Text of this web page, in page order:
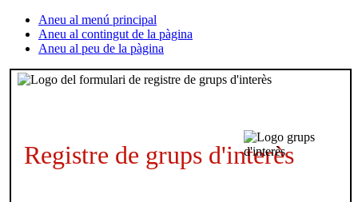
Aneu al menú principal
Aneu al contingut de la pàgina
Aneu al peu de la pàgina
Registre de grups d'interès